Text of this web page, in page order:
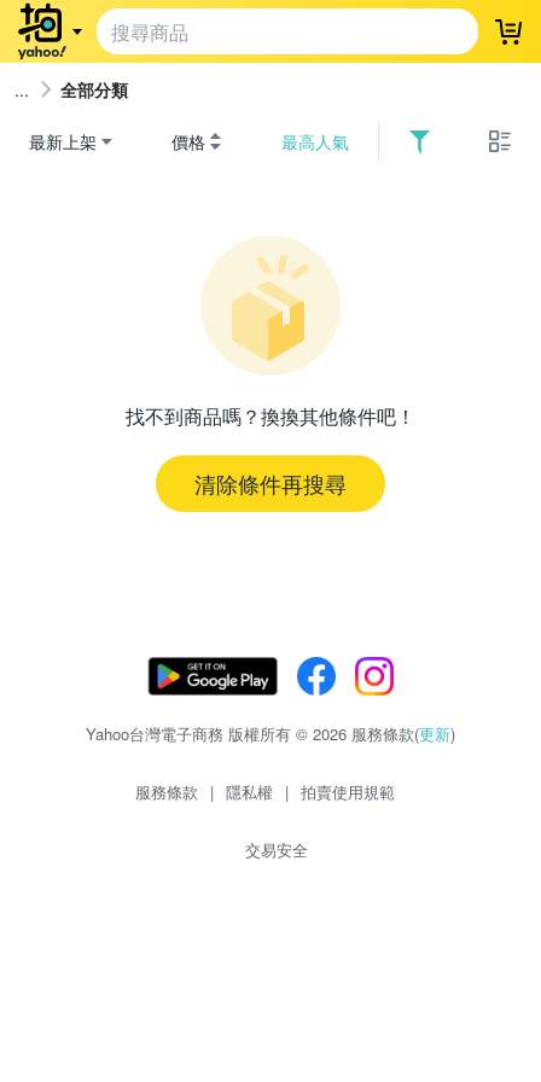
登
全部分類
最新上架 價格 最高人氣
找不到商品嗎？換換其他條件吧！
清除條件再搜尋
Yahoo台灣電子商務 版權所有 © 2026 服務條款(更新)
服務條款 | 隱私權 | 拍賣使用規範
交易安全